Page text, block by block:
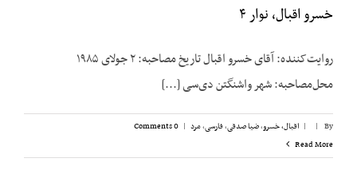
خسرو اقبال، نوار ۴
روایت‌کننده: آقای خسرو اقبال تاریخ مصاحبه: ۲ جولای ۱۹۸۵
محل‌مصاحبه: شهر واشنگتن دی‌سی [...]
By
|
| اقبال، خسرو,ضیا صدقی,فارسی,مرد |
0 Comments
Read More